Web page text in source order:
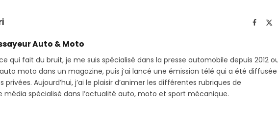
Auto & Moto
qui fait du bruit, je me suis spécialisé dans la presse automobile depuis 2012
moto dans un magazine, puis j’ai lancé une émission télé qui a été diffusée
privées. Aujourd’hui, j’ai le plaisir d’animer les différentes rubriques de
média spécialisé dans l’actualité auto, moto et sport mécanique.